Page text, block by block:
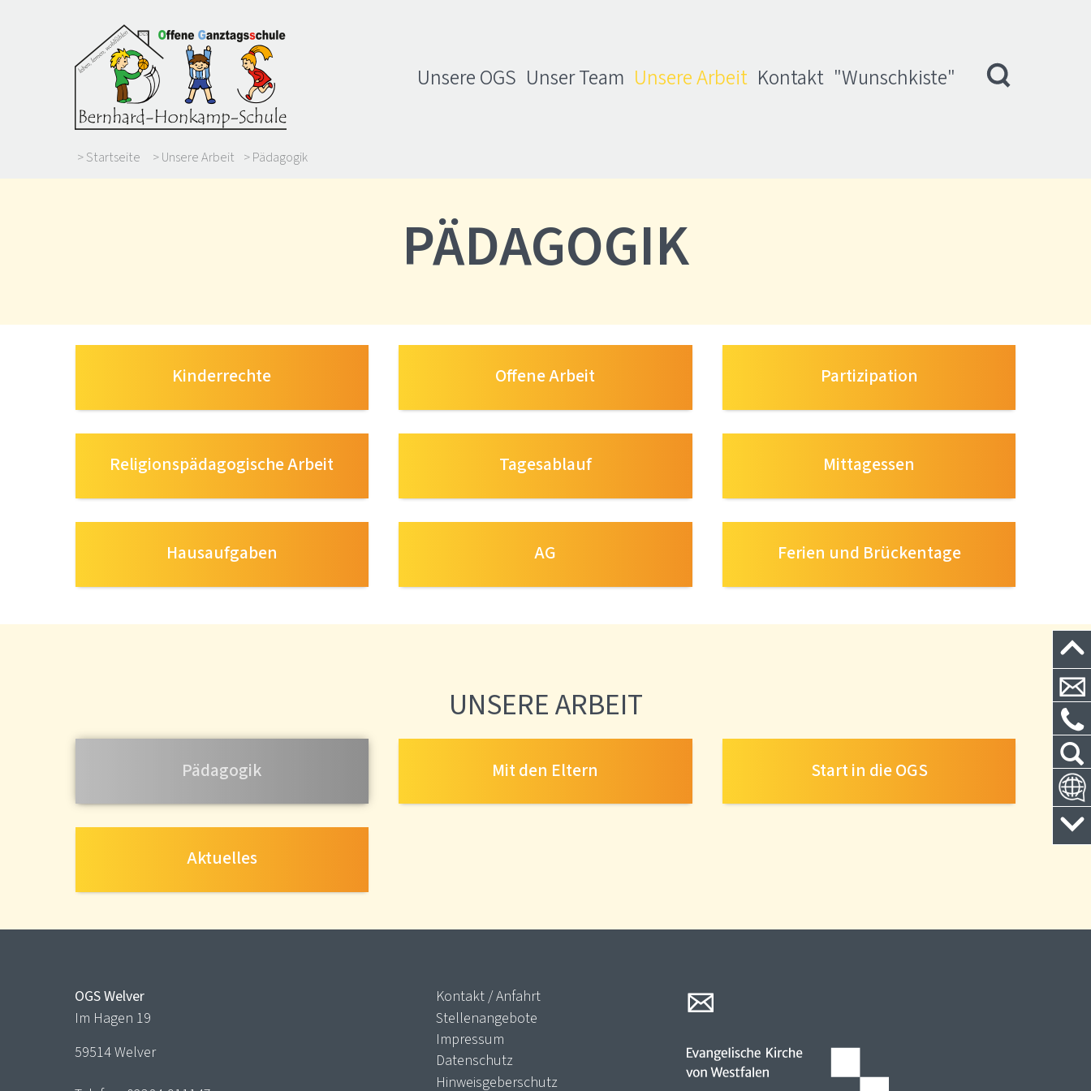
Unsere OGS Unser Team Unsere Arbeit Kontakt "Wunschkiste"
> Startseite > Unsere Arbeit > Pädagogik
PÄDAGOGIK
Kinderrechte Offene Arbeit Partizipation
Religionspädagogische Arbeit Tagesablauf Mittagessen
Hausaufgaben AG Ferien und Brückentage
UNSERE ARBEIT
Pädagogik Mit den Eltern Start in die OGS
Aktuelles
OGS Welver
Im Hagen 19
59514 Welver
Kontakt / Anfahrt
Stellenangebote
Impressum
Datenschutz
Hinweisgeberschutz